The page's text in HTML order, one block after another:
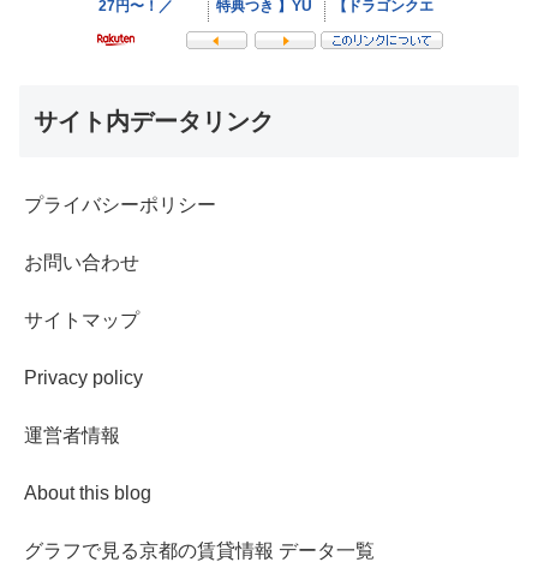
サイト内データリンク
プライバシーポリシー
お問い合わせ
サイトマップ
Privacy policy
運営者情報
About this blog
グラフで見る京都の賃貸情報 データ一覧